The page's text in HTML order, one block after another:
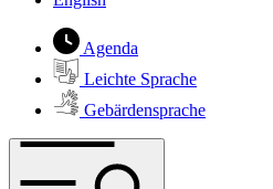
Agenda
Leichte Sprache
Gebärdensprache